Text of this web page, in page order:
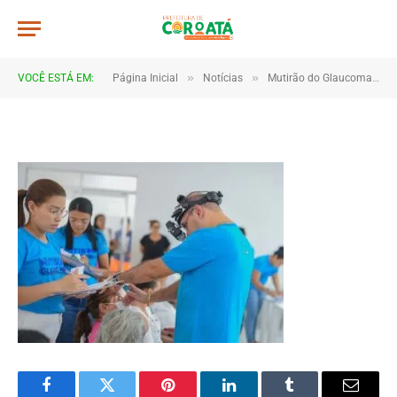
VOCÊ ESTÁ EM: Página Inicial » Notícias » Mutirão do Glaucoma reforça prevenção e cuidado com a saúde visual em Coroatá
JWR_9502